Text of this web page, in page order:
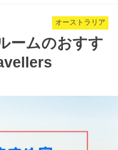
オーストラリア
ームのおすす